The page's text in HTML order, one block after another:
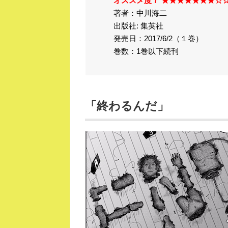
著者：中川海二
出版社: 集英社
発売日：2017/6/2（１巻）
巻数：1巻以下続刊
「終わるんだ」